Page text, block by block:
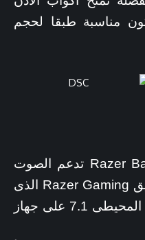
مناسبة طبقا لحجم
سماعة الألعاب Razer Barracuda X تدعم الصوت
المحيطى 7.1 من خلال تطبيق Razer Gaming الذى
يمنحك خاصية تفعيل الصوت المحيطى 7.1 على جهاز